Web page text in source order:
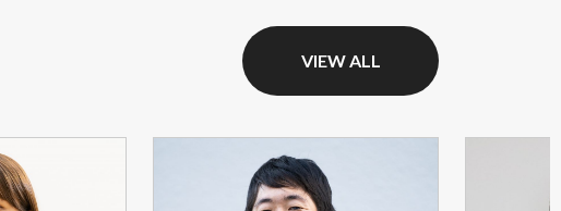
VIEW ALL